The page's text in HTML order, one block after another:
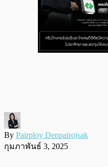
By Pairploy Denpairojsak
กุมภาพันธ์ 3, 2025